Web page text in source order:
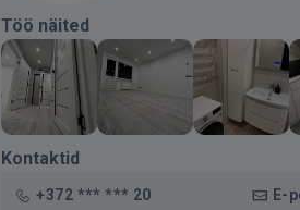
Töö näited
Kontaktid
+372 *** *** 20 E-